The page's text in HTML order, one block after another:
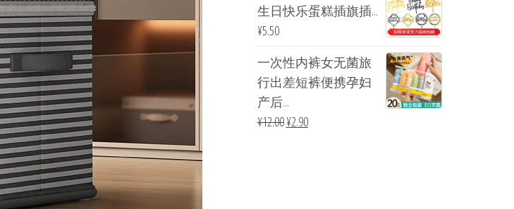
生日快乐蛋糕插旗插...
¥5.50
一次性内裤女无菌旅
行出差短裤便携孕妇
产后...
¥12.00¥2.90